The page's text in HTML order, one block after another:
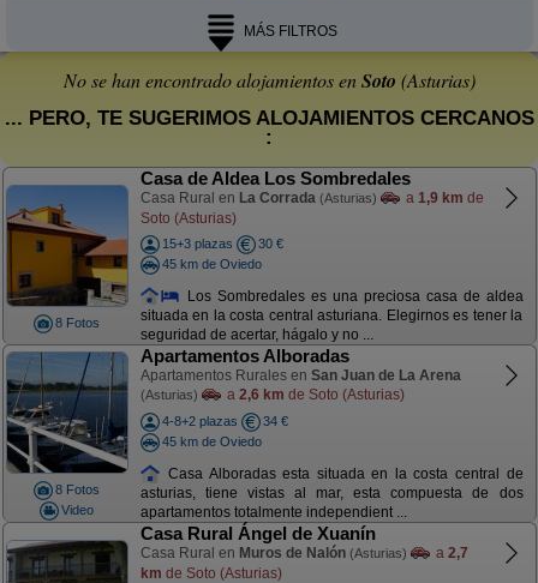
MÁS FILTROS
No se han encontrado alojamientos enSoto (Asturias)
... PERO, TE SUGERIMOS ALOJAMIENTOS CERCANOS
:
8 Fotos
Casa de Aldea Los Sombredales
Casa Rural en La Corrada (Asturias) a 1,9 km de
Soto (Asturias)
15+3 plazas
30 €
45 km de Oviedo
Los Sombredales es una preciosa casa de aldea
situada en la costa central asturiana. Elegirnos es tener la
seguridad de acertar, hágalo y no ...
8 Fotos
Video
Apartamentos Alboradas
Apartamentos Rurales en San Juan de La Arena
(Asturias) a 2,6 km de Soto (Asturias)
4-8+2 plazas
34 €
45 km de Oviedo
Casa Alboradas esta situada en la costa central de
asturias, tiene vistas al mar, esta compuesta de dos
apartamentos totalmente independient ...
Casa Rural Ángel de Xuanín
Casa Rural en Muros de Nalón (Asturias) a 2,7
km de Soto (Asturias)